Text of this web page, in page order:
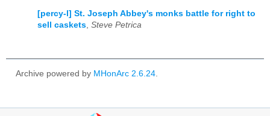
[percy-l] St. Joseph Abbey's monks battle for right to
sell caskets Steve Petrica
Archive powered by MHonArc 2.6.24.